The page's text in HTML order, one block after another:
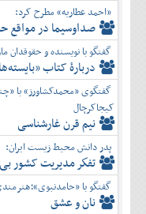
«احمد عطاریه» مطرح کرد:
صداوسیما در مواقع
گفتگو با نویسنده و حقوقدان
دربارۀ کتاب
گفتگوی «محمدکشاورز» با
کیجاکرچال
نیم قرن غارشناسی
پدر دانش محیط زیست ایران:
تفكر مديريت کشور
گفتگو با
نان و عشق